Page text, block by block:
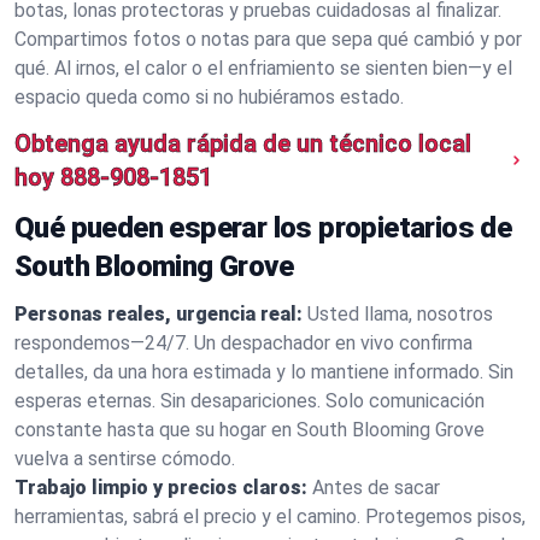
botas, lonas protectoras y pruebas cuidadosas al finalizar.
Compartimos fotos o notas para que sepa qué cambió y por
qué. Al irnos, el calor o el enfriamiento se sienten bien—y el
espacio queda como si no hubiéramos estado.
Obtenga ayuda rápida de un técnico local
hoy 888-908-1851
Qué pueden esperar los propietarios de
South Blooming Grove
Personas reales, urgencia real: Usted llama, nosotros
respondemos—24/7. Un despachador en vivo confirma
detalles, da una hora estimada y lo mantiene informado. Sin
esperas eternas. Sin desapariciones. Solo comunicación
constante hasta que su hogar en South Blooming Grove
vuelva a sentirse cómodo.
Trabajo limpio y precios claros: Antes de sacar
herramientas, sabrá el precio y el camino. Protegemos pisos,